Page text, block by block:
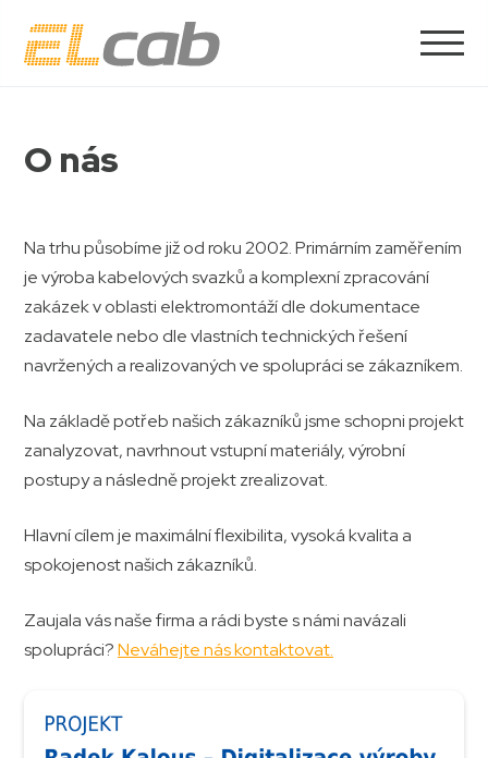
O nás
Na trhu působíme již od roku 2002. Primárním zaměřením
je výroba kabelových svazků a komplexní zpracování
zakázek v oblasti elektromontáží dle dokumentace
zadavatele nebo dle vlastních technických řešení
navržených a realizovaných ve spolupráci se zákazníkem.
Na základě potřeb našich zákazníků jsme schopni projekt
zanalyzovat, navrhnout vstupní materiály, výrobní
postupy a následně projekt zrealizovat.
Hlavní cílem je maximální flexibilita, vysoká kvalita a
spokojenost našich zákazníků.
Zaujala vás naše firma a rádi byste s námi navázali
spolupráci?Neváhejte nás kontaktovat.